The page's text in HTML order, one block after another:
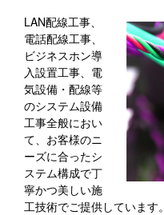
LAN配線工事、
電話配線工事、
ビジネスホン導
入設置工事、電
気設備・配線等
のシステム設備
工事全般におい
て、お客様のニ
ーズに合ったシ
ステム構成で丁
寧かつ美しい施
工技術でご提供しています。